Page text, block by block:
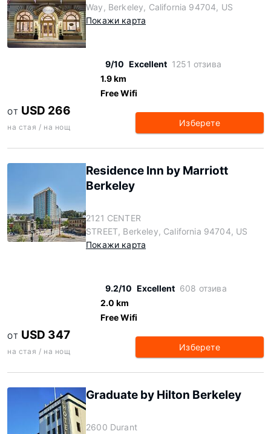
Way, Berkeley, California 94704, US
Покажи карта
9/10 Excellent 1251 отзива
1.9 km
Free Wifi
ОТ USD 266
на стая / на нощ Изберете
Residence Inn by Marriott
Berkeley
2121 CENTER
STREET, Berkeley, California 94704, US
Покажи карта
9.2/10 Excellent 608 отзива
2.0 km
Free Wifi
ОТ USD 347
на стая / на нощ Изберете
Graduate by Hilton Berkeley
2600 Durant